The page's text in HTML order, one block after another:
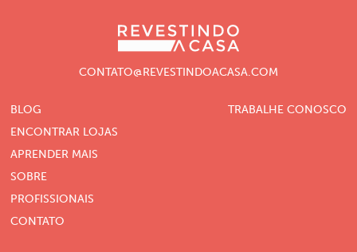
CONTATO@REVESTINDOACASA.COM
BLOG
ENCONTRAR LOJAS
APRENDER MAIS
SOBRE
PROFISSIONAIS
CONTATO
TRABALHE CONOSCO